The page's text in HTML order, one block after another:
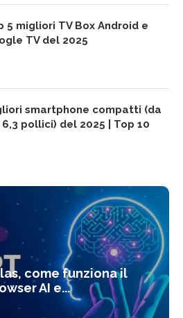
5 migliori TV Box Android e
TV del 2025
smartphone compatti (da
6,3 pollici) del 2025 | Top 10
come funziona il
AI e...